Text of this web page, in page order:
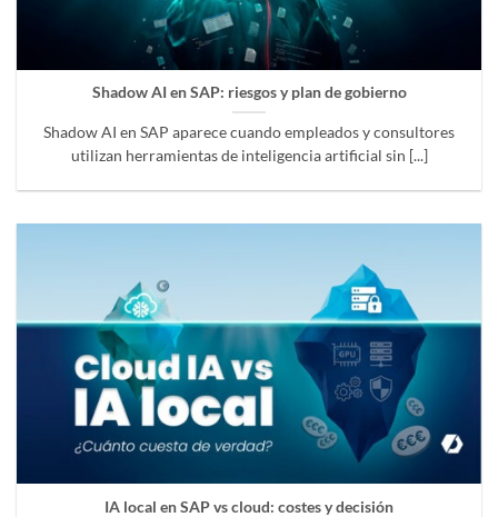
Shadow AI en SAP: riesgos y plan de gobierno
Shadow AI en SAP aparece cuando empleados y consultores
utilizan herramientas de inteligencia artificial sin [...]
IA local en SAP vs cloud: costes y decisión